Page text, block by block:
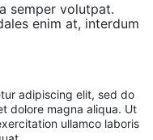
semper volutpat.
enim at, interdum
adipiscing elit, sed do
dolore magna aliqua. Ut
ullamco laboris